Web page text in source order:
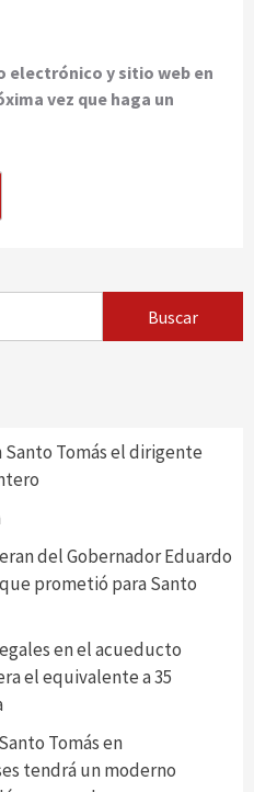
electrónico y sitio web en
vez que haga un
Tomás el dirigente
del Gobernador Eduardo
prometió para Santo
en el acueducto
el equivalente a 35
Tomás en
tendrá un moderno